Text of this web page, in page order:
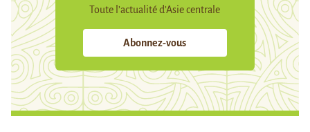
Toute l’actualité d’Asie centrale
Abonnez-vous